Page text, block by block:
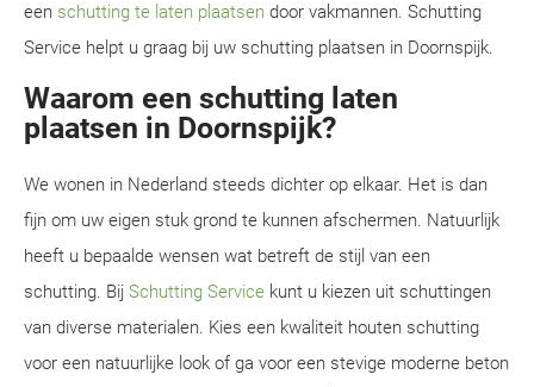
een schutting te laten plaatsen door vakmannen. Schutting
Service helpt u graag bij uw schutting plaatsen in Doornspijk.
Waarom een schutting laten
plaatsen in Doornspijk?
We wonen in Nederland steeds dichter op elkaar. Het is dan
fijn om uw eigen stuk grond te kunnen afschermen. Natuurlijk
heeft u bepaalde wensen wat betreft de stijl van een
schutting. Bij Schutting Service kunt u kiezen uit schuttingen
van diverse materialen. Kies een kwaliteit houten schutting
voor een natuurlijke look of ga voor een stevige moderne beton